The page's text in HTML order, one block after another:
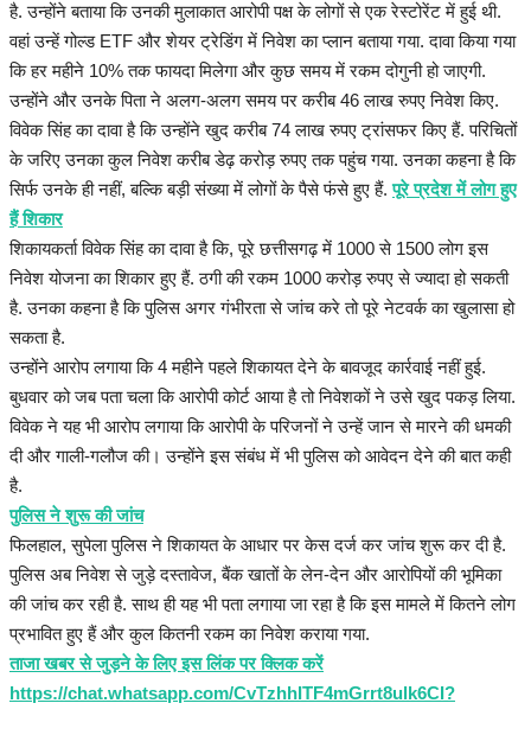
है. उन्होंने बताया कि उनकी मुलाकात आरोपी पक्ष के लोगों से एक रेस्टोरेंट में हुई थी.
वहां उन्हें गोल्ड ETF और शेयर ट्रेडिंग में निवेश का प्लान बताया गया. दावा किया गया
कि हर महीने 10% तक फायदा मिलेगा और कुछ समय में रकम दोगुनी हो जाएगी.
उन्होंने और उनके पिता ने अलग-अलग समय पर करीब 46 लाख रुपए निवेश किए.
विवेक सिंह का दावा है कि उन्होंने खुद करीब 74 लाख रुपए ट्रांसफर किए हैं. परिचितों
के जरिए उनका कुल निवेश करीब डेढ़ करोड़ रुपए तक पहुंच गया. उनका कहना है कि
सिर्फ उनके ही नहीं, बल्कि बड़ी संख्या में लोगों के पैसे फंसे हुए हैं.पूरे प्रदेश में लोग हुए
हैं शिकार
शिकायकर्ता विवेक सिंह का दावा है कि, पूरे छत्तीसगढ़ में 1000 से 1500 लोग इस
निवेश योजना का शिकार हुए हैं. ठगी की रकम 1000 करोड़ रुपए से ज्यादा हो सकती
है. उनका कहना है कि पुलिस अगर गंभीरता से जांच करे तो पूरे नेटवर्क का खुलासा हो
सकता है.
उन्होंने आरोप लगाया कि 4 महीने पहले शिकायत देने के बावजूद कार्रवाई नहीं हुई.
बुधवार को जब पता चला कि आरोपी कोर्ट आया है तो निवेशकों ने उसे खुद पकड़ लिया.
विवेक ने यह भी आरोप लगाया कि आरोपी के परिजनों ने उन्हें जान से मारने की धमकी
दी और गाली-गलौज की। उन्होंने इस संबंध में भी पुलिस को आवेदन देने की बात कही
है.
पुलिस ने शुरू की जांच
फिलहाल, सुपेला पुलिस ने शिकायत के आधार पर केस दर्ज कर जांच शुरू कर दी है.
पुलिस अब निवेश से जुड़े दस्तावेज, बैंक खातों के लेन-देन और आरोपियों की भूमिका
की जांच कर रही है. साथ ही यह भी पता लगाया जा रहा है कि इस मामले में कितने लोग
प्रभावित हुए हैं और कुल कितनी रकम का निवेश कराया गया.
ताजा खबर से जुड़ने के लिए इस लिंक पर क्लिक करें
https://chat.whatsapp.com/CvTzhhITF4mGrrt8ulk6CI?